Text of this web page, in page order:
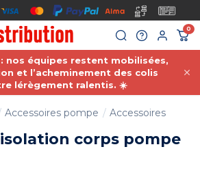
0
nos équipes restent mobilisées,
et l’acheminement des colis
lérègement ralentis. ☀️
Accessoires pompe Accessoires
corps pompe